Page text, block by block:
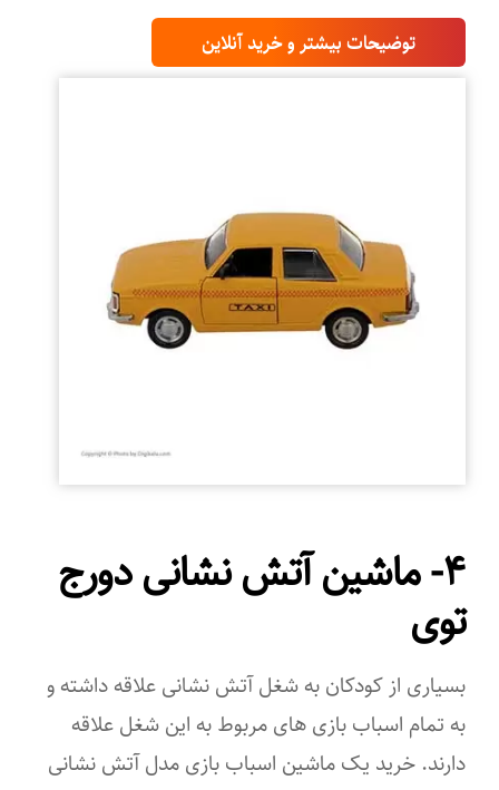
توضیحات بیشتر و خرید آنلاین
۴- ماشین آتش نشانی دورج
توی
بسیاری از کودکان به شغل آتش نشانی علاقه داشته و
به تمام اسباب بازی های مربوط به این شغل علاقه
دارند. خرید یک ماشین اسباب بازی مدل آتش نشانی